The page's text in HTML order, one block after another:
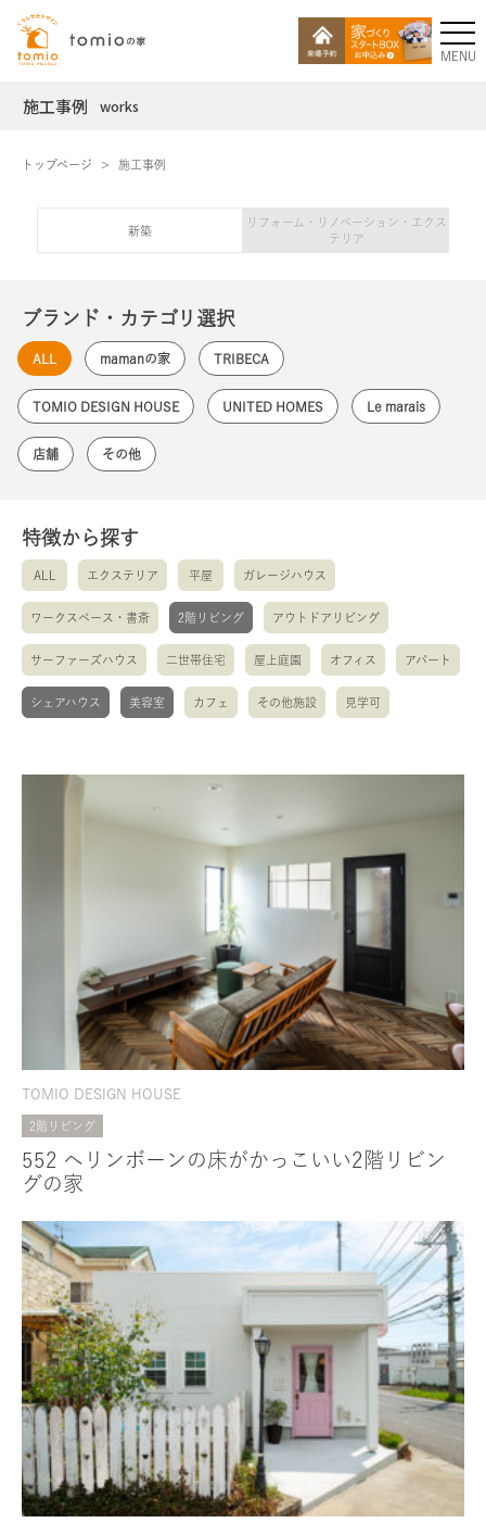
MENU
施工事例 works
トップページ 施工事例
新築
リフォーム・リノベーション・エクス
テリア
ブランド・カテゴリ選択
ALL mamanの家 TRIBECA
TOMIO DESIGN HOUSE UNITED HOMES Le marais
店舗 その他
特徴から探す
ALL エクステリア 平屋 ガレージハウス
ワークスペース・書斎 2階リビング アウトドアリビング
サーファーズハウス 二世帯住宅 屋上庭園 オフィス アパート
シェアハウス 美容室 カフェ その他施設 見学可
TOMIO DESIGN HOUSE
2階リビング
552 ヘリンボーンの床がかっこいい2階リビン
グの家